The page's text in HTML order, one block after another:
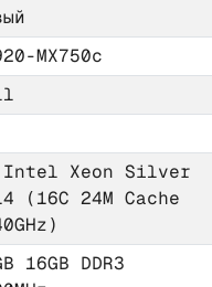
MX750c
Xeon Silver
(16C 24M Cache
16GB DDR3